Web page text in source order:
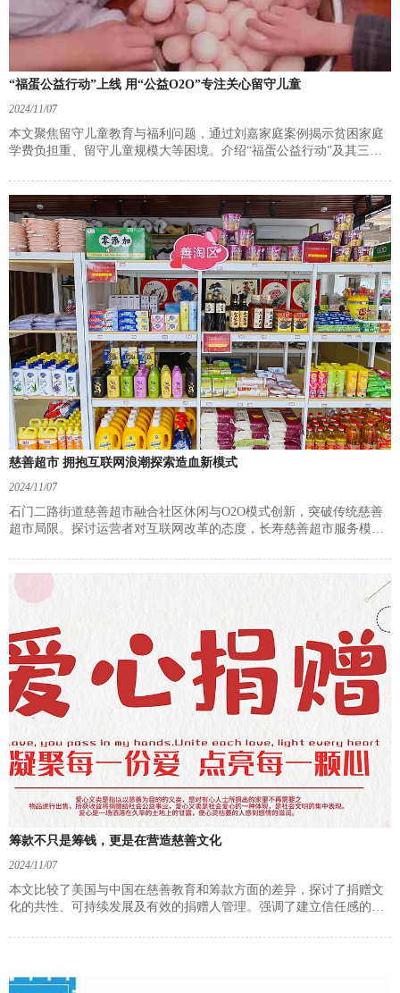
“福蛋公益行动”上线 用“公益O2O”专注关心留守儿童
2024/11/07
本文聚焦留守儿童教育与福利问题，通过刘嘉家庭案例揭示贫困家庭
学费负担重、留守儿童规模大等困境。介绍“福蛋公益行动”及其三种
与，为留守儿童带去温暖和改变。
慈善超市 拥抱互联网浪潮探索造血新模式
2024/11/07
石门二路街道慈善超市融合社区休闲与O2O模式创新，突破传统慈善
超市局限。探讨运营者对互联网改革的态度，长寿慈善超市服务模式
发展与改革红利。
筹款不只是筹钱，更是在营造慈善文化
2024/11/07
本文比较了美国与中国在慈善教育和筹款方面的差异，探讨了捐赠文
化的共性、可持续发展及有效的捐赠人管理。强调了建立信任感的重
仁，强调道德、科学公益理念与专业执行的重要性。